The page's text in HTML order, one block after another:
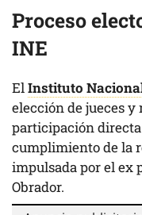
Proceso
INE
ElInstituto
elección de jueces y
participación
cumplimiento de la
impulsada por el ex
Obrador.